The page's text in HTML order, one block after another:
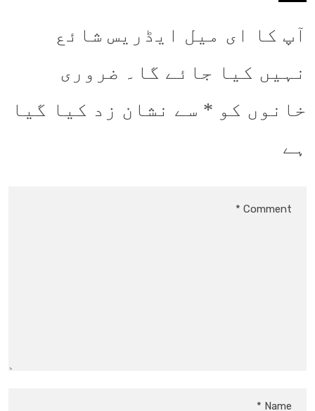
آپ کا ای میل ایڈریس شائع
نہیں کیا جائے گا۔ ضروری
خانوں کو * سے نشان زد کیا گیا
ہے